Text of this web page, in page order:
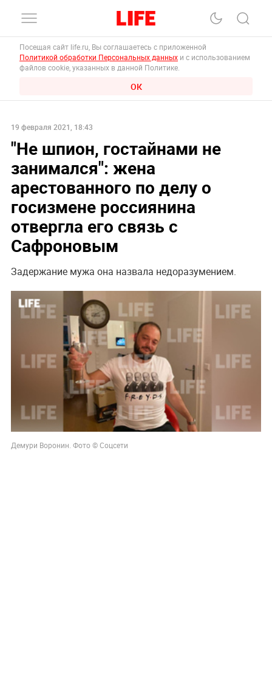
Посещая сайт life.ru, Вы соглашаетесь с приложенной
Политикой обработки Персональных данных и с использованием
файлов cookie, указанных в данной Политике.
ОК
19 февраля 2021, 18:43
"Не шпион, гостайнами не
занимался": жена
арестованного по делу о
госизмене россиянина
отвергла его связь с
Сафроновым
Задержание мужа она назвала недоразумением.
Демури Воронин. Фото © Соцсети